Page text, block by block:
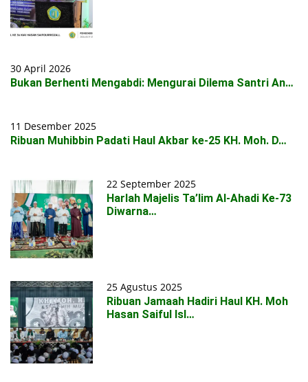
30 April 2026
Bukan Berhenti Mengabdi: Mengurai Dilema Santri An…
11 Desember 2025
Ribuan Muhibbin Padati Haul Akbar ke-25 KH. Moh. D…
22 September 2025
Harlah Majelis Ta’lim Al-Ahadi Ke-73
Diwarna…
25 Agustus 2025
Ribuan Jamaah Hadiri Haul KH. Moh
Hasan Saiful Isl…